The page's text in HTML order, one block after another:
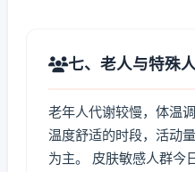
七、老人与特殊
老年人代谢较慢，体温
温度舒适的时段，活动
为主。 皮肤敏感人群今